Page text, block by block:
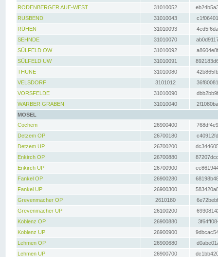
RODENBERGER AUE-WEST
31010052
RUSBEND
31010043
RÜHEN
31010093
SEHNDE
31010070
SÜLFELD OW
31010092
SÜLFELD UW
31010091
THUNE
31010080
VELSDORF
3101012
VORSFELDE
31010090
WARBER GRABEN
31010040
MOSEL
Cochem
26900400
Detzem OP
26700180
Detzem UP
26700200
Enkirch OP
26700880
Enkirch UP
26700900
Fankel OP
26900280
Fankel UP
26900300
Grevenmacher OP
2610180
Grevenmacher UP
26100200
Koblenz OP
26900880
Koblenz UP
26900900
Lehmen OP
26900680
Lehmen UP
26900700